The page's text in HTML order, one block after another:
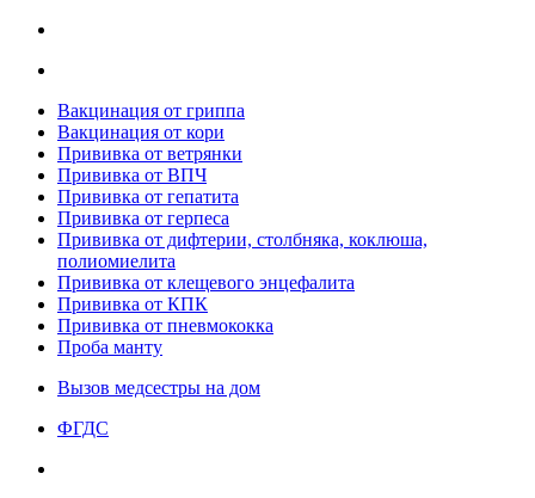
Вакцинация от гриппа
Вакцинация от кори
Прививка от ветрянки
Прививка от ВПЧ
Прививка от гепатита
Прививка от герпеса
Прививка от дифтерии, столбняка, коклюша,
полиомиелита
Прививка от клещевого энцефалита
Прививка от КПК
Прививка от пневмококка
Проба манту
Вызов медсестры на дом
ФГДС